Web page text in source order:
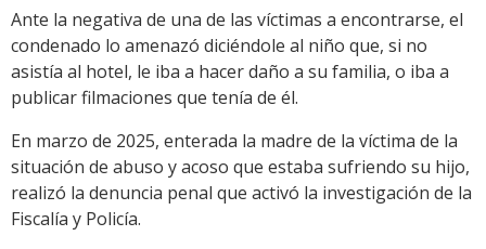
Ante la negativa de una de las víctimas a encontrarse, el
condenado lo amenazó diciéndole al niño que, si no
asistía al hotel, le iba a hacer daño a su familia, o iba a
publicar filmaciones que tenía de él.
En marzo de 2025, enterada la madre de la víctima de la
situación de abuso y acoso que estaba sufriendo su hijo,
realizó la denuncia penal que activó la investigación de la
Fiscalía y Policía.